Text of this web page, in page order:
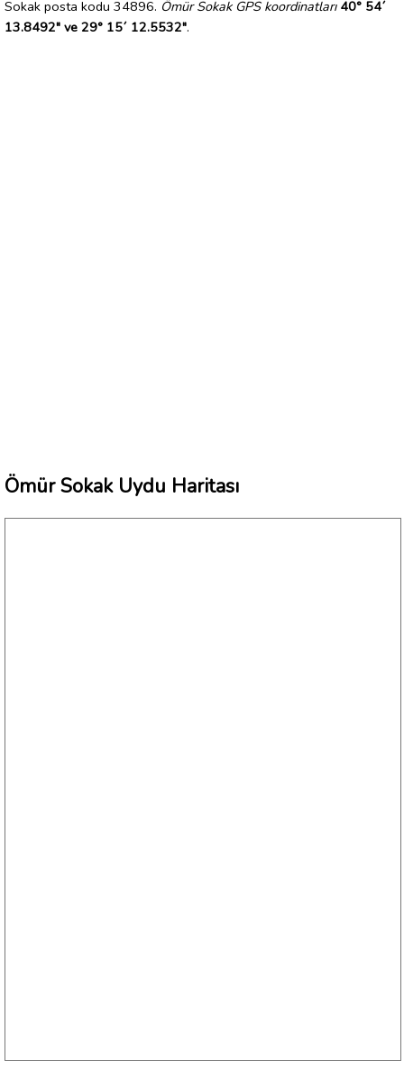
Sokak posta kodu 34896. Ömür Sokak GPS koordinatları 40° 54´
13.8492" ve 29° 15´ 12.5532".
Ömür Sokak Uydu Haritası